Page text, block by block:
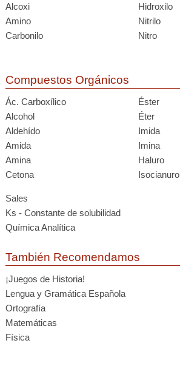
Alcoxi
Hidroxilo
Amino
Nitrilo
Carbonilo
Nitro
Compuestos Orgánicos
Ác. Carboxílico
Éster
Alcohol
Éter
Aldehído
Imida
Amida
Imina
Amina
Haluro
Cetona
Isocianuro
Sales
Ks - Constante de solubilidad
Química Analítica
También Recomendamos
¡Juegos de Historia!
Lengua y Gramática Española
Ortografía
Matemáticas
Física